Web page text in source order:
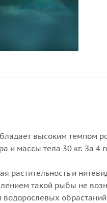
высоким темпом
и массы тела 30 кг. За 4
растительность и
такой рыбы не